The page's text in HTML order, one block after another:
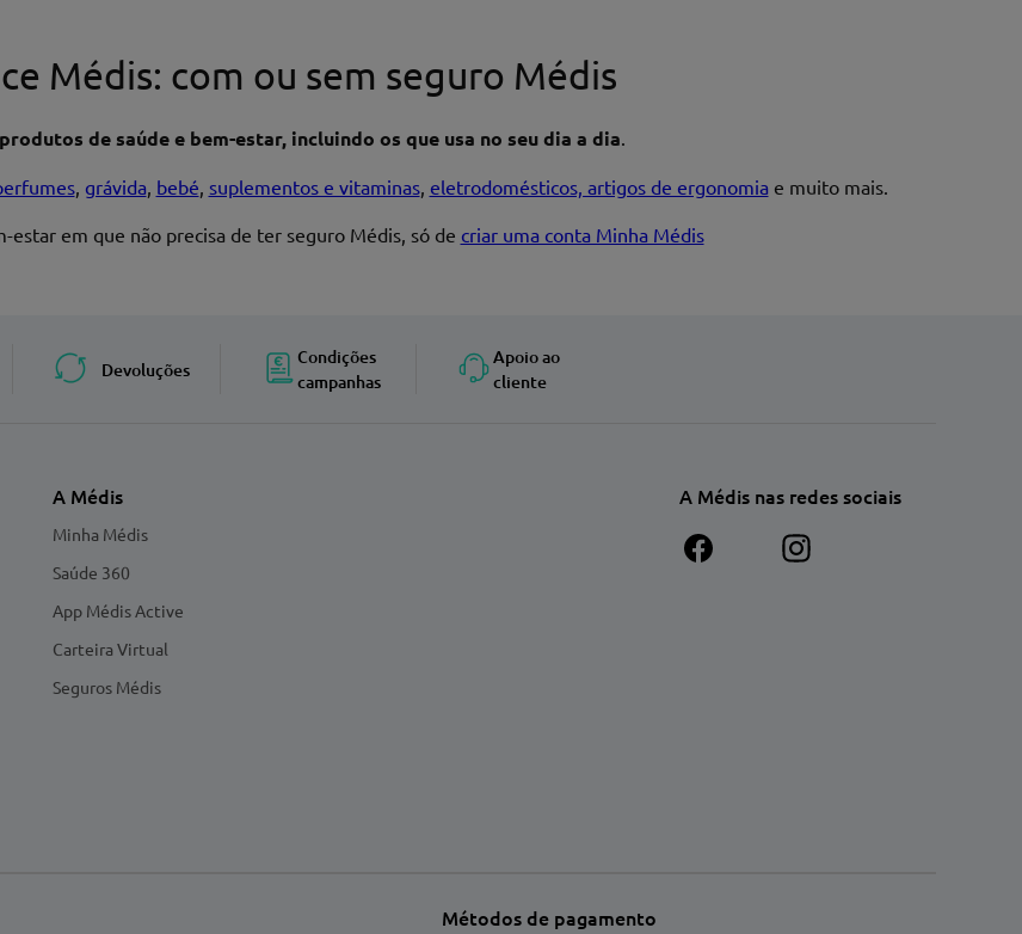
Médis: com ou sem seguro Médis
produtos de saúde e bem-estar, incluindo os que usa no seu dia a dia.
, grávida, bebé, suplementos e vitaminas, eletrodomésticos, artigos de ergonomia e muito mais.
estar em que não precisa de ter seguro Médis, só de criar uma conta Minha Médis
Devoluções
Condições
campanhas
Apoio ao
cliente
A Médis
Minha Médis
Saúde 360
App Médis Active
Carteira Virtual
Seguros Médis
A Médis nas redes sociais
Métodos de pagamento